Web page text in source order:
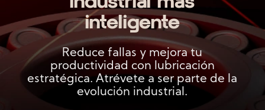
inteligente
Reduce fallas y mejora tu
productividad con lubricación
estratégica. Atrévete a ser parte de la
evolución industrial.